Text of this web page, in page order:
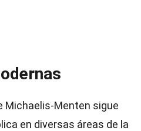
Michaelis-Menten sigue
en diversas áreas de la